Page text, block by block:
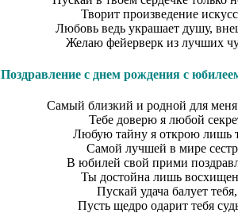
Творит произведение
Любовь ведь украшает душу,
Желаю фейерверк из лучших
Поздравление с днем рождения с
Самый близкий и родной для меня
Тебе доверю я любой
Любую тайну я открою лишь
Самой лучшей в мире
В юбилей свой прими
Ты достойна лишь
Пускай удача балует тебя,
Пусть щедро одарит тебя